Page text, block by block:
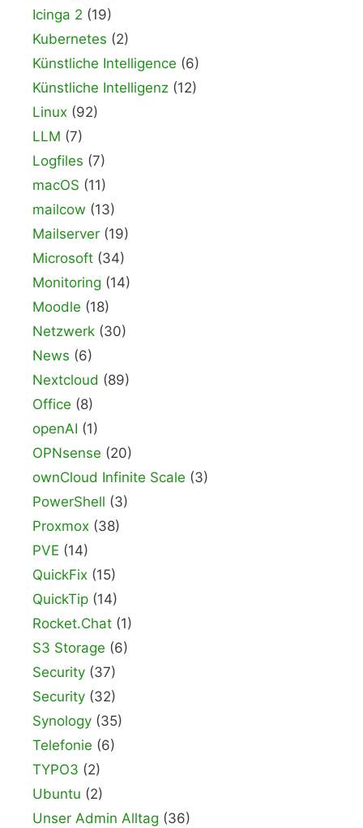
Icinga 2 (19)
Kubernetes (2)
Künstliche Intelligence (6)
Künstliche Intelligenz (12)
Linux (92)
LLM (7)
Logfiles (7)
macOS (11)
mailcow (13)
Mailserver (19)
Microsoft (34)
Monitoring (14)
Moodle (18)
Netzwerk (30)
News (6)
Nextcloud (89)
Office (8)
openAI (1)
OPNsense (20)
ownCloud Infinite Scale (3)
PowerShell (3)
Proxmox (38)
PVE (14)
QuickFix (15)
QuickTip (14)
Rocket.Chat (1)
S3 Storage (6)
Security (37)
Security (32)
Synology (35)
Telefonie (6)
TYPO3 (2)
Ubuntu (2)
Unser Admin Alltag (36)